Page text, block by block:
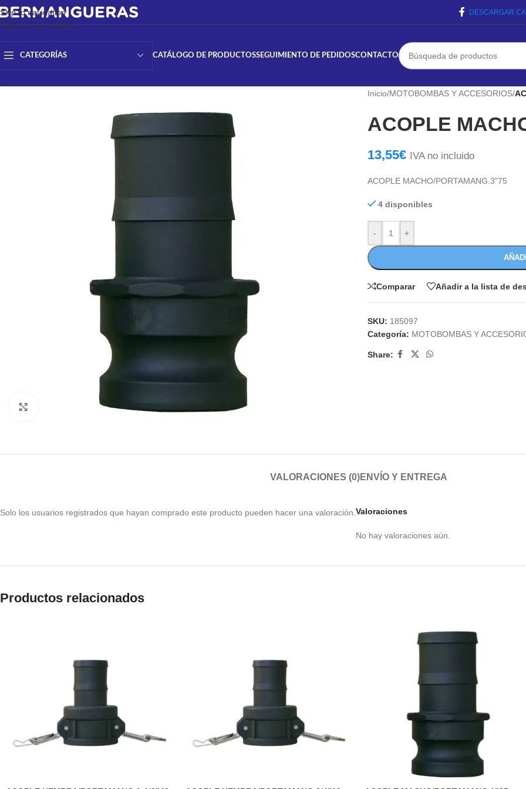
Skip to navigation
Skip to main content
DESCARGAR
CATEGORÍAS CATÁLOGO DE PRODUCTOSSEGUIMIENTO DE PEDIDOSCONTACTO
Haga Click para agrandar
Inicio/MOTOBOMBAS Y ACCESORIOS/
ACOPLE
13,55€ IVA no incluido
ACOPLE MACHO/PORTAMANG.3"75
4 disponibles
- +
Comparar Añadir a la lista de
SKU: 185097
Categoría: MOTOBOMBAS Y
Share:
VALORACIONES (0)ENVÍO Y ENTREGA
Valoraciones
No hay valoraciones aún.
Solo los usuarios registrados que hayan comprado este producto pueden hacer una valoración.
Productos relacionados